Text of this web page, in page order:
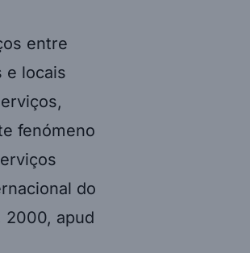
entre
e locais
fenómeno
do
2000, apud